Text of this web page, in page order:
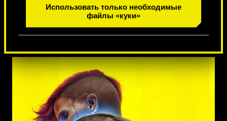
Использовать только необходимые
файлы «куки»
1из7